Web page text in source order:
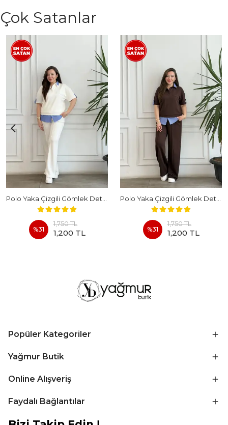
Çok Satanlar
%31
1,750 TL
1,200 TL %31
1,750 TL
1,200 TL
Popüler Kategoriler
Yağmur Butik
Online Alışveriş
Faydalı Bağlantılar